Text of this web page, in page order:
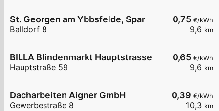
0,75 €/kWh
9,6 km
St. Georgen am Ybbsfelde, Spar
Balldorf 8
0,65 €/kWh
9,6 km
BILLA Blindenmarkt Hauptstrasse
Hauptstraße 59
0,39 €/kWh
10,3 km
Dacharbeiten Aigner GmbH
Gewerbestraße 8